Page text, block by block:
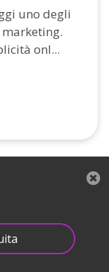
uno degli
onl...